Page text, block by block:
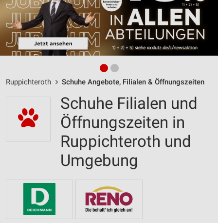
Ruppichteroth Schuhe Angebote, Filialen & Öffnungszeiten
Schuhe Filialen und
Öffnungszeiten in
Ruppichteroth und
Umgebung